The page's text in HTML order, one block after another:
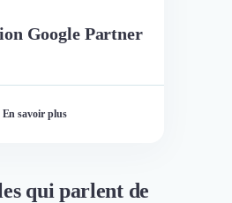
Google Partner
En savoir plus
qui parlent de